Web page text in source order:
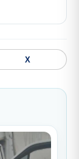
X